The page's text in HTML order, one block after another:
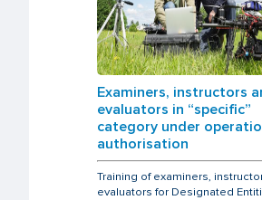
Examiners, instructors
evaluators in “specific”
category under
authorisation
Training of examiners,
evaluators for Designated